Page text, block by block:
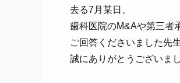
去る7月某日、
歯科医院のM&Aや第三者
ご回答くださいました先生
誠にありがとうございまし